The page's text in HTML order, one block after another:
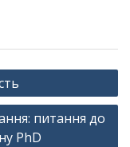
питання до
PhD